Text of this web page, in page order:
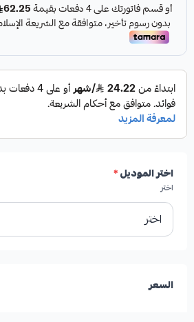
المواصفات:
النوع:فحمات سيراميك
بلد المنشأ:صناعة يابانية
التوافق:تويوتا يارس موديلات 2022، 2023، 2024، 2025اختر الموديل*
اختر
السعر